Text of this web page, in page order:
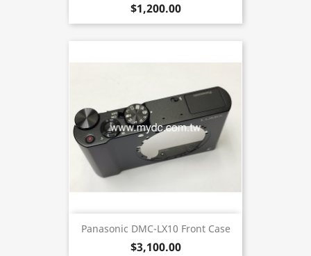
$1,200.00
Panasonic DMC-LX10 Front Case
$3,100.00